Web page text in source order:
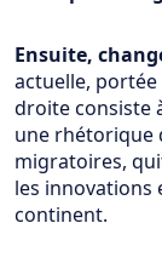
Ensuite,
actuelle,
droite consiste
une rhétorique
migratoires,
les innovations
continent.